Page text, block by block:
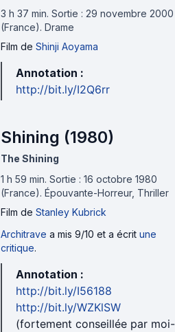
3 h 37 min. Sortie : 29 novembre 2000
(France). Drame
Film de Shinji Aoyama
Annotation :
http://bit.ly/I2Q6rr
Shining (1980)
The Shining
1 h 59 min. Sortie : 16 octobre 1980
(France). Épouvante-Horreur, Thriller
Film de Stanley Kubrick
Architrave a mis 9/10 et a écrit une
critique.
Annotation :
http://bit.ly/I56188
http://bit.ly/WZKlSW
(fortement conseillée par moi-